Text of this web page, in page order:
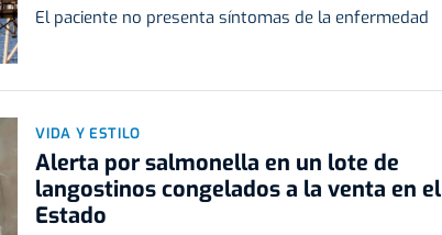
El paciente no presenta síntomas de la enfermedad
VIDA Y ESTILO
Alerta por salmonella en un lote de
langostinos congelados a la venta en el
Estado